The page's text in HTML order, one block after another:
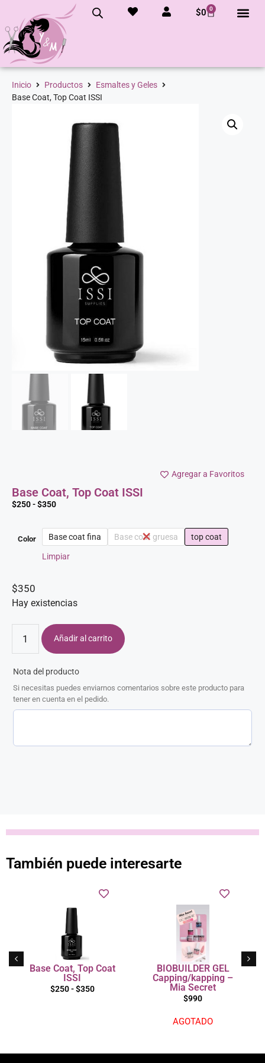
$0 0
Inicio Productos
Esmaltes y Geles
Base Coat, Top Coat ISSI
Agregar a Favoritos
Base Coat, Top Coat ISSI
$250-$350
Color Base coat fina Base coat gruesa top coat
Limpiar
$350
Hay existencias
Añadir al carrito
Nota del producto
Si necesitas puedes enviarnos comentarios sobre este producto para
tener en cuenta en el pedido.
También puede interesarte
Base Coat, Top Coat
ISSI
$250 - $350
BIOBUILDER GEL
Capping/kapping –
Mia Secret
$990
AGOTADO